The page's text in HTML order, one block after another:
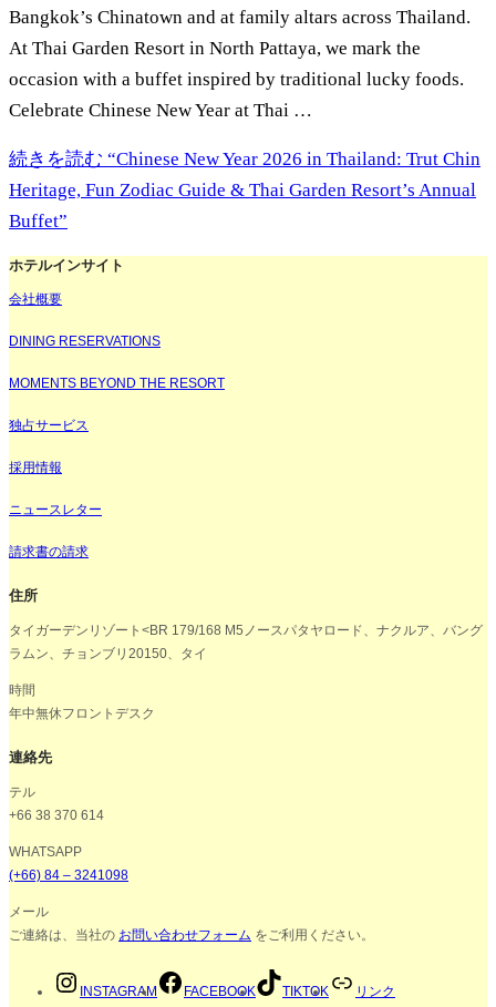
Bangkok’s Chinatown and at family altars across Thailand.
At Thai Garden Resort in North Pattaya, we mark the
occasion with a buffet inspired by traditional lucky foods.
Celebrate Chinese New Year at Thai …
続きを読む “Chinese New Year 2026 in Thailand: Trut Chin
Heritage, Fun Zodiac Guide & Thai Garden Resort’s Annual
Buffet”
ホテルインサイト
会社概要
DINING RESERVATIONS
MOMENTS BEYOND THE RESORT
独占サービス
採用情報
ニュースレター
請求書の請求
住所
タイガーデンリゾート<BR 179/168 M5ノースパタヤロード、ナクルア、バング
ラムン、チョンブリ20150、タイ
時間
年中無休フロントデスク
連絡先
テル
+66 38 370 614
WHATSAPP
(+66) 84 – 3241098
メール
ご連絡は、当社の お問い合わせフォーム をご利用ください。
INSTAGRAM FACEBOOK TIKTOK リンク